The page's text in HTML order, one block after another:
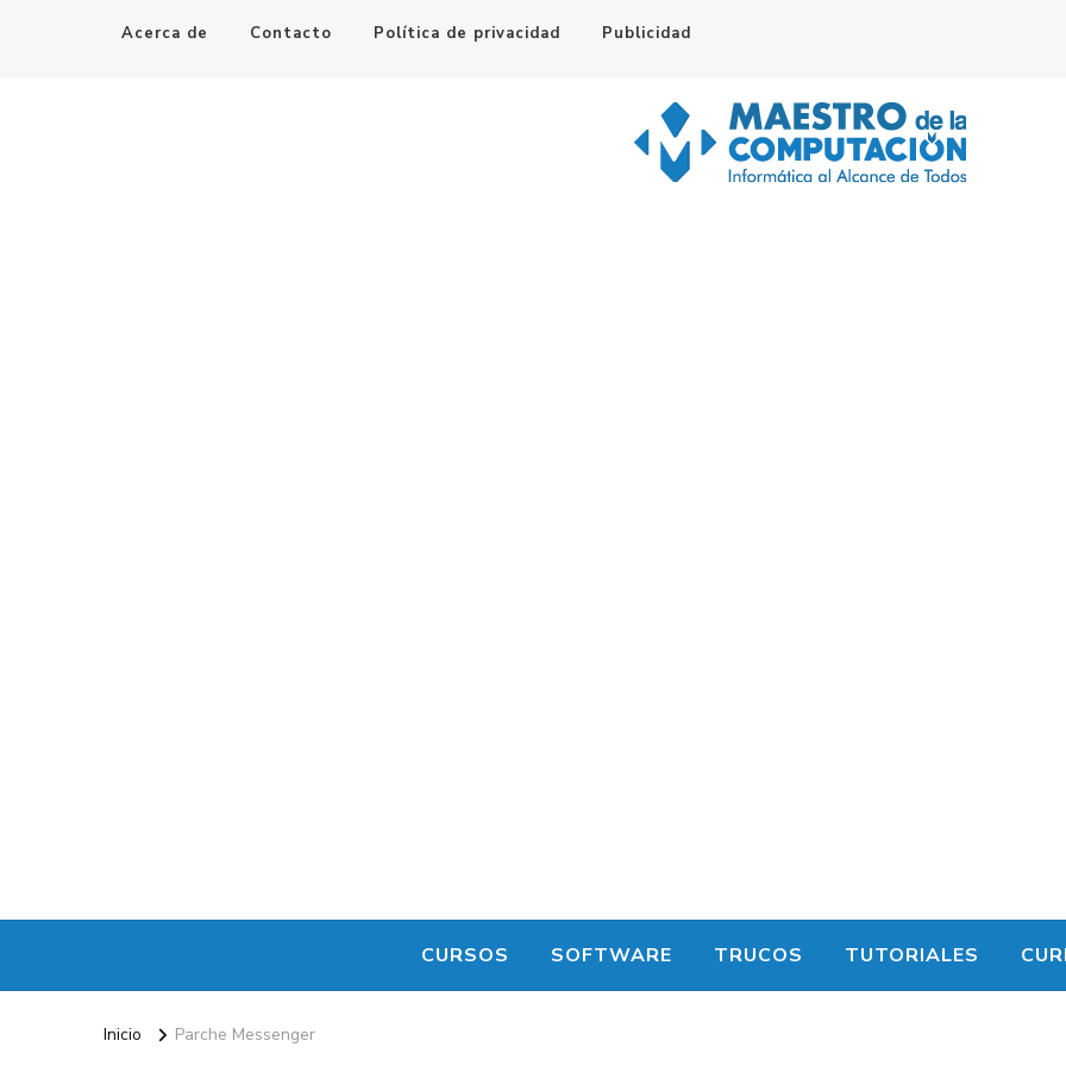
Acerca de Contacto Política de privacidad Publicidad
CURSOS SOFTWARE TRUCOS TUTORIALES
Inicio Parche Messenger